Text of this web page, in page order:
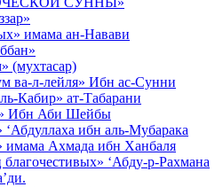
имама ан-Навави
(мухтасар)
ва-л-лейля» Ибн ас-Сунни
Кабир» ат-Табарани
Ибн Аби Шейбы
‘Абдуллаха ибн аль-Мубарака
имама Ахмада ибн Ханбаля
благочестивых» ‘Абду-р-Рахмана